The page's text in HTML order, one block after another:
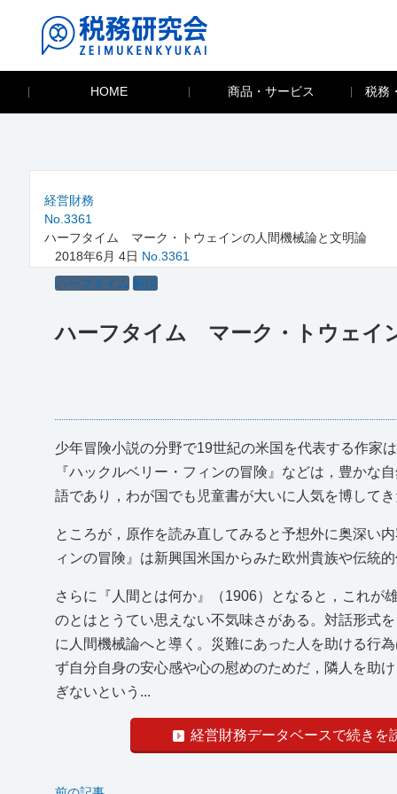
HOME 商品・サービス 税務
経営財務
No.3361
ハーフタイム マーク・トウェインの人間機械論と文明論
2018年6月 4日 No.3361
ハーフタイム 解説
ハーフタイム マーク・トウェイ
少年冒険小説の分野で19世紀の米国を代表する作家
『ハックルベリー・フィンの冒険』などは，豊かな
語であり，わが国でも児童書が大いに人気を博して
ところが，原作を読み直してみると予想外に奥深い
ィンの冒険』は新興国米国からみた欧州貴族や伝統
さらに『人間とは何か』（1906）となると，これが
のとはとうてい思えない不気味さがある。対話形式
に人間機械論へと導く。災難にあった人を助ける行
ず自分自身の安心感や心の慰めのためだ，隣人を助
ぎないという...
経営財務データベースで続きを